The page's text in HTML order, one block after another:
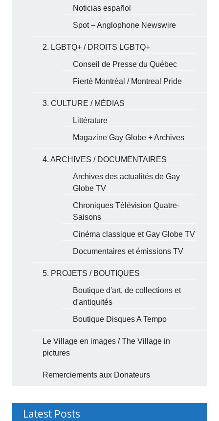
Noticias español
Spot – Anglophone Newswire
2. LGBTQ+ / DROITS LGBTQ+
Conseil de Presse du Québec
Fierté Montréal / Montreal Pride
3. CULTURE / MÉDIAS
Littérature
Magazine Gay Globe + Archives
4. ARCHIVES / DOCUMENTAIRES
Archives des actualités de Gay
Globe TV
Chroniques Télévision Quatre-
Saisons
Cinéma classique et Gay Globe TV
Documentaires et émissions TV
5. PROJETS / BOUTIQUES
Boutique d'art, de collections et
d'antiquités
Boutique Disques A Tempo
Le Village en images / The Village in
pictures
Remerciements aux Donateurs
Latest Posts